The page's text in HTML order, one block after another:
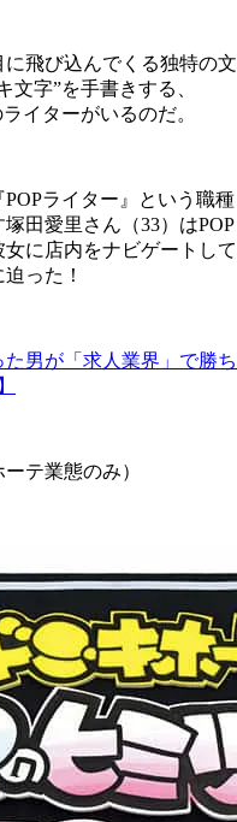
飛び込んでくる独特の文
字”を手書きする、
イターがいるのだ。
ライター』という職種
田愛里さん（33）はPOP
に店内をナビゲートして
った！
た男が「求人業界」で勝ち
テ業態のみ）